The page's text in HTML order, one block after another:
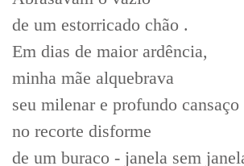
de um estorricado chão .
Em dias de maior ardência,
minha mãe alquebrava
seu milenar e profundo cansaço
no recorte disforme
de um buraco - janela sem